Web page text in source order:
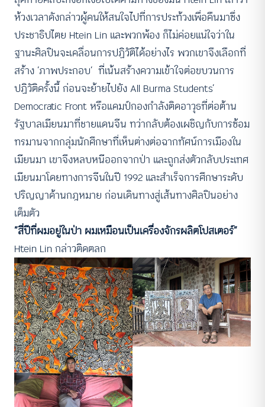
ห้วงเวลาดังกล่าวผู้คนให้สนใจไปที่การประท้วงเพื่อคืนมาซึ่ง
ประชาธิปไตย Htein Lin และพวกพ้อง ก็ไม่ค่อยแน่ใจว่าใน
ฐานะศิลปินจะเคลื่อนการปฏิวัติได้อย่างไร พวกเขาจึงเลือกที่
สร้าง ‘ภาพประกอบ’ ที่เน้นสร้างความเข้าใจต่อขบวนการ
ปฏิวัติครั้งนี้ ก่อนจะย้ายไปยัง All Burma Students’
Democratic Front หรือแคมป์กองกำลังติดอาวุธที่ต่อต้าน
รัฐบาลเมียนมาที่ชายแดนจีน ทว่ากลับต้องเผชิญกับการซ้อม
ทรมานจากกลุ่มนักศึกษาที่เห็นต่างต่อฉากทัศน์การเมืองใน
เมียนมา เขาจึงหลบหนีออกจากป่า และถูกส่งตัวกลับประเทศ
เมียนมาโดยทางการจีนในปี 1992 และสำเร็จการศึกษาระดับ
ปริญญาด้านกฎหมาย ก่อนเดินทางสู่เส้นทางศิลปินอย่าง
เต็มตัว
“สี่ปีที่ผมอยู่ในป่า ผมเหมือนเป็นเครื่องจักรผลิตโปสเตอร์”
Htein Lin กล่าวติดตลก